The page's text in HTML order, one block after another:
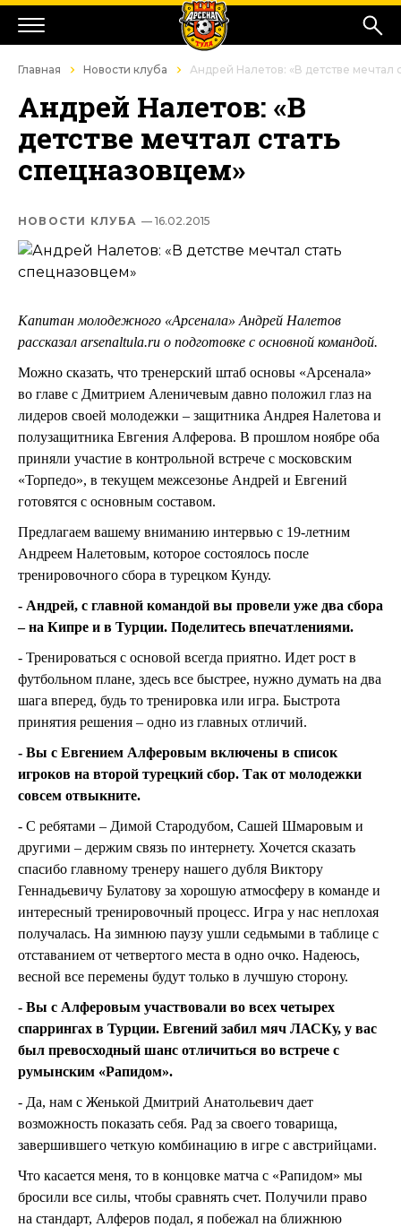
Главная Новости клуба Андрей Налетов: «В детстве мечтал
Андрей Налетов: «В
детстве мечтал стать
спецназовцем»
НОВОСТИ КЛУБА — 16.02.2015
Капитан молодежного «Арсенала» Андрей Налетов
рассказал arsenaltula.ru о подготовке с основной командой.
Можно сказать, что тренерский штаб основы «Арсенала»
во главе с Дмитрием Аленичевым давно положил глаз на
лидеров своей молодежки – защитника Андрея Налетова и
полузащитника Евгения Алферова. В прошлом ноябре оба
приняли участие в контрольной встрече с московским
«Торпедо», в текущем межсезонье Андрей и Евгений
готовятся с основным составом.
Предлагаем вашему вниманию интервью с 19-летним
Андреем Налетовым, которое состоялось после
тренировочного сбора в турецком Кунду.
- Андрей, с главной командой вы провели уже два сбора
– на Кипре и в Турции. Поделитесь впечатлениями.
- Тренироваться с основой всегда приятно. Идет рост в
футбольном плане, здесь все быстрее, нужно думать на два
шага вперед, будь то тренировка или игра. Быстрота
принятия решения – одно из главных отличий.
- Вы с Евгением Алферовым включены в список
игроков на второй турецкий сбор. Так от молодежки
совсем отвыкните.
- С ребятами – Димой Стародубом, Сашей Шмаровым и
другими – держим связь по интернету. Хочется сказать
спасибо главному тренеру нашего дубля Виктору
Геннадьевичу Булатову за хорошую атмосферу в команде и
интересный тренировочный процесс. Игра у нас неплохая
получалась. На зимнюю паузу ушли седьмыми в таблице с
отставанием от четвертого места в одно очко. Надеюсь,
весной все перемены будут только в лучшую сторону.
- Вы с Алферовым участвовали во всех четырех
спаррингах в Турции. Евгений забил мяч ЛАСКу, у вас
был превосходный шанс отличиться во встрече с
румынским «Рапидом».
- Да, нам с Женькой Дмитрий Анатольевич дает
возможность показать себя. Рад за своего товарища,
завершившего четкую комбинацию в игре с австрийцами.
Что касается меня, то в концовке матча с «Рапидом» мы
бросили все силы, чтобы сравнять счет. Получили право
на стандарт, Алферов подал, я побежал на ближнюю